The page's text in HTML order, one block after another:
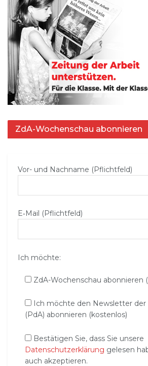
ZdA-Wochenschau abonnieren
Vor- und Nachname (Pflichtfeld)
E‑Mail (Pflichtfeld)
Ich möchte:
ZdA-Wochenschau abonnieren
Ich möchte den Newsletter der
(PdA) abonnieren (kostenlos)
Bestätigen Sie, dass Sie unsere
Datenschutzerklärung gelesen
auch akzeptieren.